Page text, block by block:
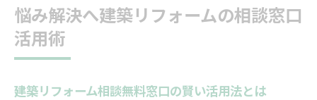
悩み解決へ建築リフォームの相談窓口
活用術
建築リフォーム相談無料窓口の賢い活用法とは